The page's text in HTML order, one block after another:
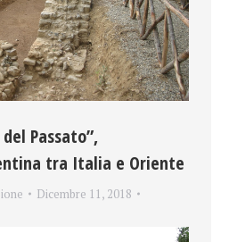
Passato”,
tra Italia e Oriente
Dicembre 11, 2018